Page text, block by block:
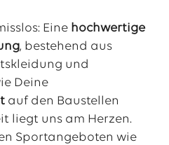
Eine hochwertige
, bestehend aus
und
Deine
auf den Baustellen
liegt uns am Herzen.
Sportangeboten wie